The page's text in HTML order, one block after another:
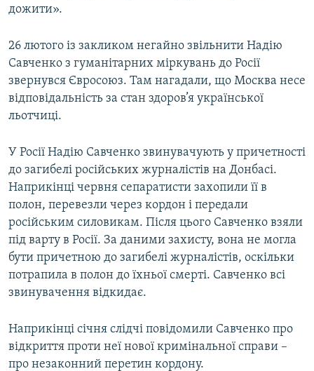
дожити».
26 лютого із закликом негайно звільнити Надію
Савченко з гуманітарних міркувань до Росії
звернувся Євросоюз. Там нагадали, що Москва несе
відповідальність за стан здоров’я української
льотчиці.
У Росії Надію Савченко звинувачують у причетності
до загибелі російських журналістів на Донбасі.
Наприкінці червня сепаратисти захопили її в
полон, перевезли через кордон і передали
російським силовикам. Після цього Савченко взяли
під варту в Росії. За даними захисту, вона не могла
бути причетною до загибелі журналістів, оскільки
потрапила в полон до їхньої смерті. Савченко всі
звинувачення відкидає.
Наприкінці січня слідчі повідомили Савченко про
відкриття проти неї нової кримінальної справи –
про незаконний перетин кордону.